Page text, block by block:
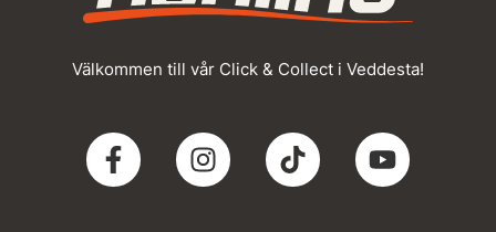
Välkommen till vår Click & Collect i Veddesta!